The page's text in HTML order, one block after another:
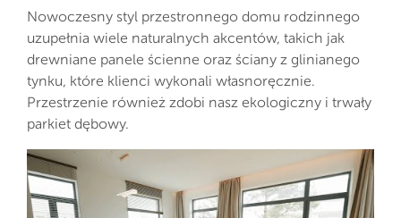
Nowoczesny styl przestronnego domu rodzinnego
uzupełnia wiele naturalnych akcentów, takich jak
drewniane panele ścienne oraz ściany z glinianego
tynku, które klienci wykonali własnoręcznie.
Przestrzenie również zdobi nasz ekologiczny i trwały
parkiet dębowy.